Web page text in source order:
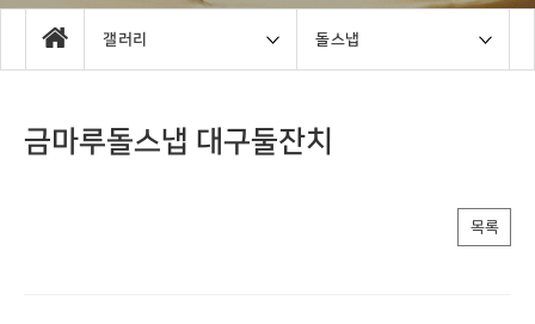
갤러리 돌스냅
금마루돌스냅 대구둘잔치
목록